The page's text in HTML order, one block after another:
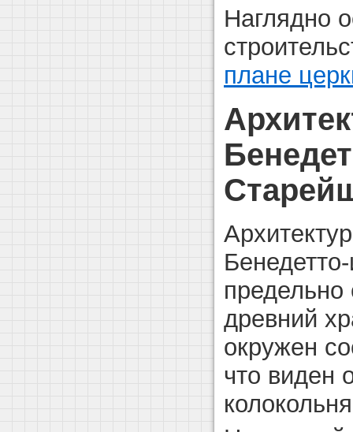
Наглядно
плане
древний
окружен
что виден